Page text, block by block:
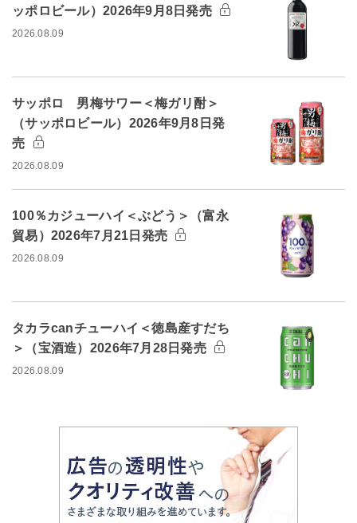
ッポロビール）2026年9月8日発売
2026.08.09
サッポロ 男梅サワー＜梅ガリ酎＞
（サッポロビール）2026年9月8日発
売
2026.08.09
100％カジューハイ＜ぶどう＞（富永
貿易）2026年7月21日発売
2026.08.09
タカラcanチューハイ＜徳島産すだち
＞（宝酒造）2026年7月28日発売
2026.08.09